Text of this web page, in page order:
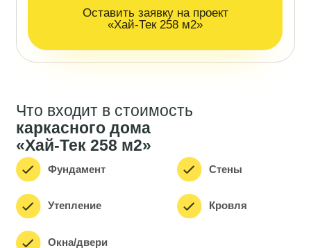
Окна/двери
Каркасный дом -технология,
преимущества, недостатки